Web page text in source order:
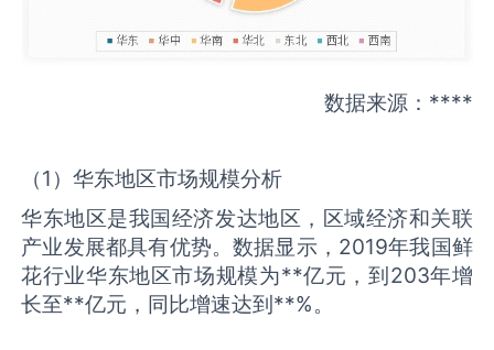
数据来源：****
（1）华东地区市场规模分析
华东地区是我国经济发达地区，区域经济和关联
产业发展都具有优势。数据显示，2019年我国鲜
花行业华东地区市场规模为**亿元，到203年增
长至**亿元，同比增速达到**%。